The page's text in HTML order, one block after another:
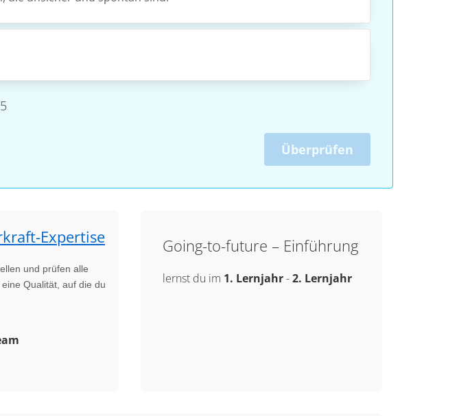
Überprüfen
Expertise
und prüfen alle
Qualität, auf die du
Going-to-future – Einführung
lernst du im 1. Lernjahr-2. Lernjahr